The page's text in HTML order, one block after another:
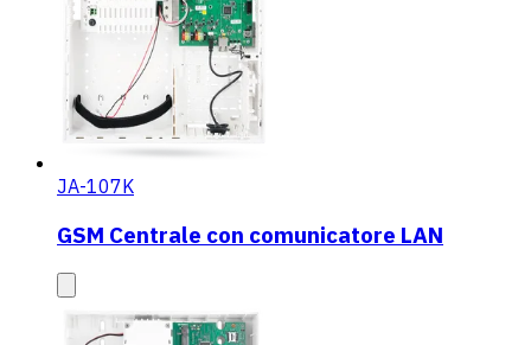
JA-107K
GSM Centrale con comunicatore LAN